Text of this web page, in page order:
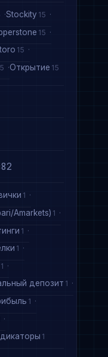
Stockity 15
15
15
Открытие 15
82
1
Amarkets) 1
1
1
1
депозит 1
1
1